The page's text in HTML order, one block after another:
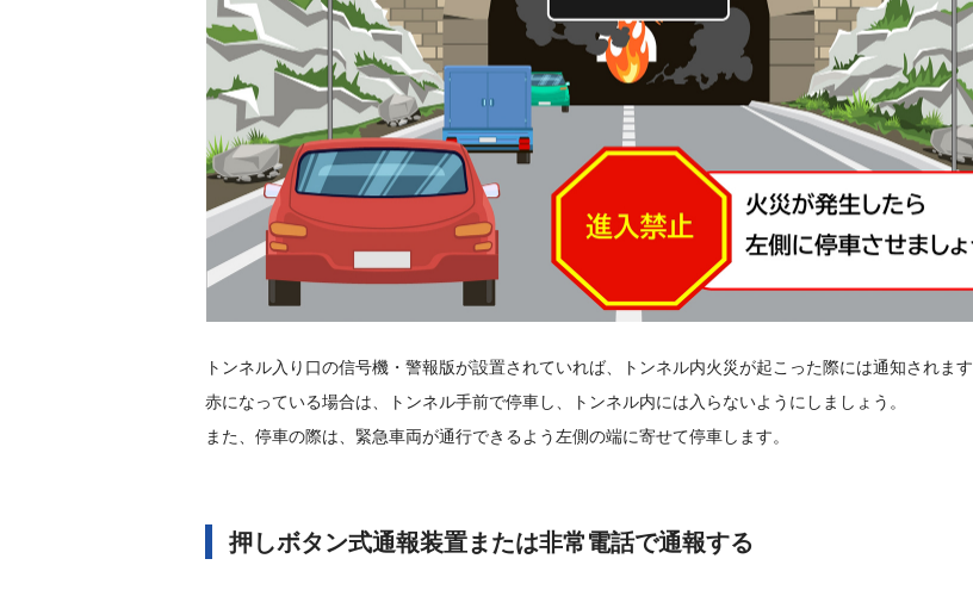
トンネル入り口の信号機・警報版が設置されていれば、トンネル内火災が起こった際には通知されま
赤になっている場合は、トンネル手前で停車し、トンネル内には入らないようにしましょう。
また、停車の際は、緊急車両が通行できるよう左側の端に寄せて停車します。
押しボタン式通報装置または非常電話で通報する